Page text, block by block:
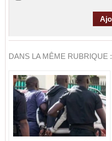
DANS LA MÊME RUBRIQUE :